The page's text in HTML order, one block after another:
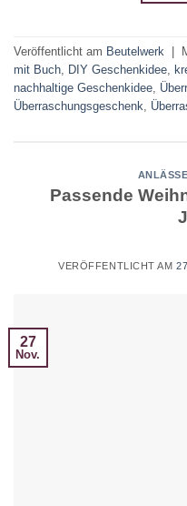
Veröffentlicht am Beutelwerk
mit Buch
DIY Geschenkidee
nachhaltige Geschenkidee
Überraschungsgeschenk
ANLÄSSE
Passende
VERÖFFENTLICHT AM
27
Nov.